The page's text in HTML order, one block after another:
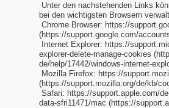
Unter den nachstehenden Links
bei den wichtigsten Browsern
Chrome Browser: https://
(https://support.google.com/
Internet Explorer: https://
explorer-delete-manage-cookies
de/help/17442/windows-internet-
Mozilla Firefox: https://
(https://support.mozilla.org/de/kb/
Safari: https://support.apple.com/
data-sfri11471/mac (https://